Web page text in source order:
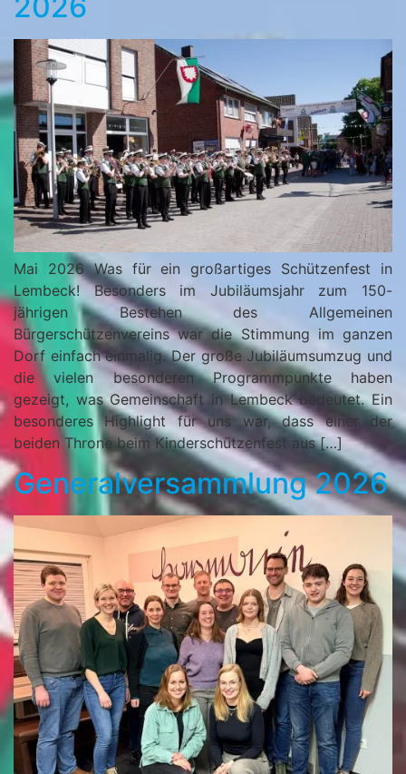
Mai 2026 Was für ein großartiges Schützenfest in
Lembeck! Besonders im Jubiläumsjahr zum 150-
jährigen Bestehen des Allgemeinen
Bürgerschützenvereins war die Stimmung im ganzen
Dorf einfach einmalig. Der große Jubiläumsumzug und
die vielen besonderen Programmpunkte haben
gezeigt, was Gemeinschaft in Lembeck bedeutet. Ein
besonderes Highlight für uns war, dass einer der
beiden Throne beim Kinderschützenfest aus […]
Generalversammlung 2026